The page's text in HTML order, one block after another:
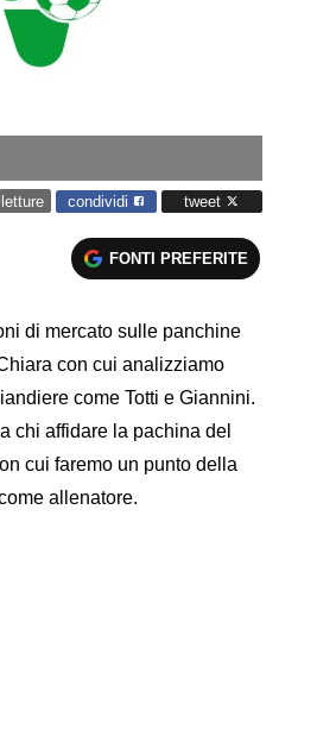
condividi tweet
FONTI PREFERITE
di mercato sulle panchine
con cui analizziamo
come Totti e Giannini.
chi affidare la pachina del
cui faremo un punto della
allenatore.